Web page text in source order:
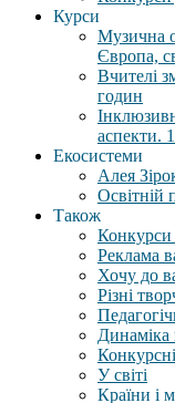
Курси
Музична
Європа,
Вчителі
годин
аспекти.
Екосистеми
Алея
Освітній
Також
Конкурси
Реклама
Хочу до
Різні
Динаміка
У світі
Країни і